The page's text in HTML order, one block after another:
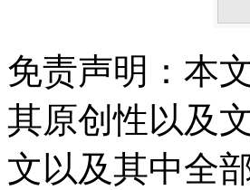
免责声明：本
其原创性以及
文以及其中全